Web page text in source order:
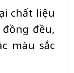
chất liệu
đều,
màu sắc